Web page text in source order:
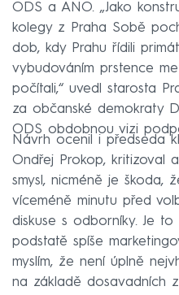
ODS a ANO. „Jako
kolegy z Praha Sobě
dob, kdy Prahu řídili
vybudováním prstence
počítali,“ uvedl starosta
za občanské demokraty
ODS obdobnou vizi
Návrh ocenil i předseda
Ondřej Prokop, kritizoval
smysl, nicméně je škoda,
víceméně minutu před
diskuse s odborníky. Je
podstatě spíše
myslím, že není úplně
na základě dosavadních